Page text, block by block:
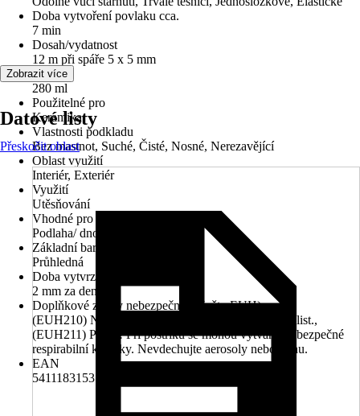
Doba vytvoření povlaku cca.
7 min
Dosah/vydatnost
12 m při spáře 5 x 5 mm
Obsah
280 ml
Použitelné pro
Keramika
Vlastnosti podkladu
Bez mastnot, Suché, Čisté, Nosné, Nerezavějící
Oblast využití
Interiér, Exteriér
Využití
Utěsňování
Vhodné pro
Podlaha/ dno, Stěna
Základní barva
Průhledná
Doba vytvrzení
2 mm za den
Doplňkové znaky nebezpečnosti (věty EUH)
(EUH210) Na vyžádání je k dispozici bezpečnostní list.,
(EUH211) Pozor! Při postřiku se mohou vytvářet nebezpečné
respirabilní kapičky. Nevdechujte aerosoly nebo mlhu.
EAN
5411183153769
Zobrazit více
Datové listy
Přeskočit oblast